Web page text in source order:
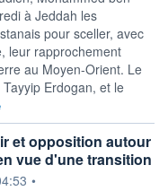
à Jeddah les
pour sceller, avec
leur rapprochement
au Moyen-Orient. Le
Erdogan, et le
et opposition autour
vue d'une transition
•